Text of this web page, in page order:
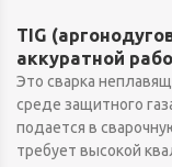
TIG
аккуратной
Это сварка
среде защитного
подается в
требует высокой